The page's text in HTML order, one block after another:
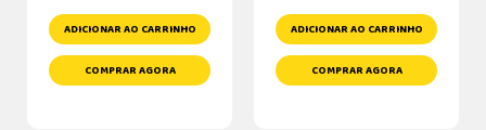
ADICIONAR AO CARRINHO
COMPRAR AGORA
ADICIONAR AO CARRINHO
COMPRAR AGORA